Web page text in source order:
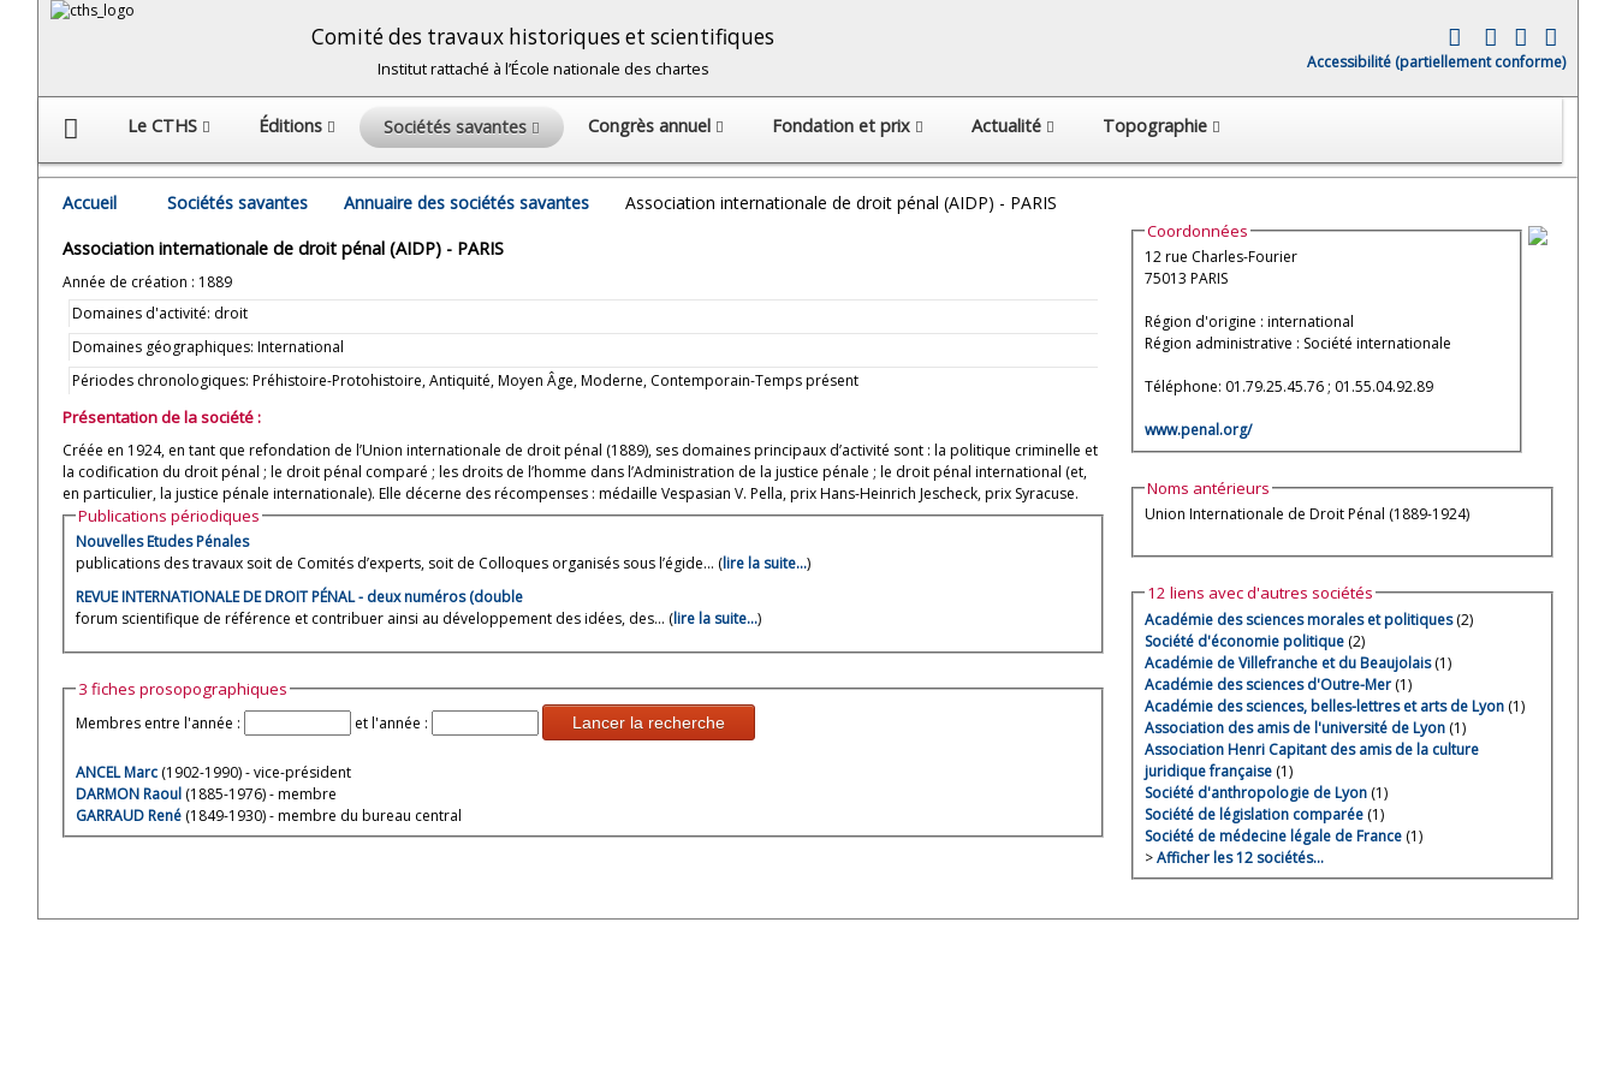
Comité des travaux historiques et scientifiques
Institut rattaché à l’École nationale des chartes Accessibilité (partiellement conforme)
Le CTHS Éditions Sociétés savantes Congrès annuel Fondation et prix Actualité Topographie
Accueil Sociétés savantes Annuaire des sociétés savantes
Association internationale de droit pénal (AIDP) - PARIS
Association internationale de droit pénal (AIDP) - PARIS
Année de création : 1889
Domaines d'activité: droit
Domaines géographiques: International
Périodes chronologiques: Préhistoire-Protohistoire, Antiquité, Moyen Âge, Moderne, Contemporain-Temps présent
Présentation de la société :
Créée en 1924, en tant que refondation de l’Union internationale de droit pénal (1889), ses domaines principaux d’activité sont : la politique criminelle et
la codification du droit pénal ; le droit pénal comparé ; les droits de l’homme dans l’Administration de la justice pénale ; le droit pénal international (et,
en particulier, la justice pénale internationale). Elle décerne des récompenses : médaille Vespasian V. Pella, prix Hans-Heinrich Jescheck, prix Syracuse.
Publications périodiques
Nouvelles Etudes Pénales
publications des travaux soit de Comités d’experts, soit de Colloques organisés sous l’égide... (lire la suite…)
REVUE INTERNATIONALE DE DROIT PÉNAL - deux numéros (double
forum scientifique de référence et contribuer ainsi au développement des idées, des... (lire la suite…)
3 fiches prosopographiques
Membres entre l'année : et l'année : Lancer la recherche
ANCEL Marc (1902-1990) - vice-président
DARMON Raoul (1885-1976) - membre
GARRAUD René (1849-1930) - membre du bureau central
Coordonnées
12 rue Charles-Fourier
75013 PARIS
Région d'origine : international
Région administrative : Société internationale
Téléphone: 01.79.25.45.76 ; 01.55.04.92.89
www.penal.org/
Noms antérieurs
Union Internationale de Droit Pénal (1889-1924)
12 liens avec d'autres sociétés
Académie des sciences morales et politiques(2)
Société d'économie politique(2)
Académie de Villefranche et du Beaujolais(1)
Académie des sciences d'Outre-Mer(1)
Académie des sciences, belles-lettres et arts de Lyon(1)
Association des amis de l'université de Lyon(1)
Association Henri Capitant des amis de la culture
juridique française(1)
Société d'anthropologie de Lyon(1)
Société de législation comparée(1)
Société de médecine légale de France(1)
>Afficher les 12 sociétés…